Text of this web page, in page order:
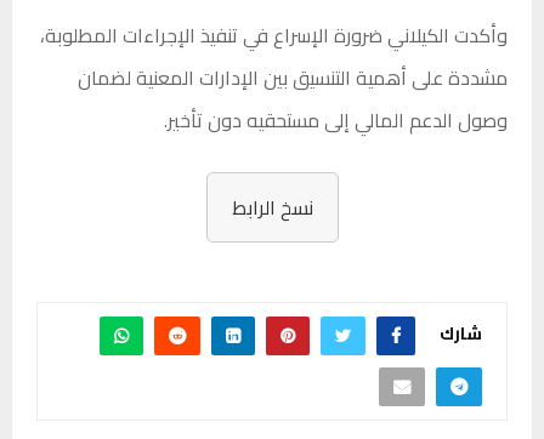
وأكدت الكيلاني ضرورة الإسراع في تنفيذ الإجراءات المطلوبة،
مشددة على أهمية التنسيق بين الإدارات المعنية لضمان
وصول الدعم المالي إلى مستحقيه دون تأخير.
نسخ الرابط
شارك